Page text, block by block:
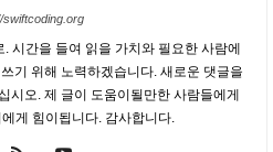
swiftcoding.org
시간을 들여 읽을 가치와 필요한 사람에
기 위해 노력하겠습니다. 새로운 댓글을
시오. 제 글이 도움이될만한 사람들에게
게 힘이됩니다. 감사합니다.